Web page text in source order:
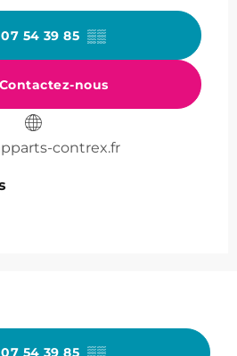
07 54 39 85▒▒
Contactez-nous
contrex.fr
07 54 39 85▒▒